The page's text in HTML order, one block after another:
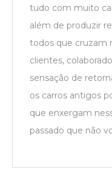
tudo com muito
além de produzir
todos que cruzam
clientes,
sensação de
os carros antigos
que enxergam
passado que não